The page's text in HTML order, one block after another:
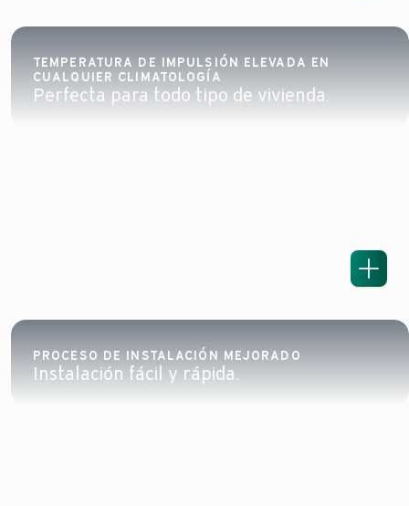
TEMPERATURA DE IMPULSIÓN ELEVADA EN
CUALQUIER CLIMATOLOGÍA
Perfecta para todo tipo de vivienda.
PROCESO DE INSTALACIÓN MEJORADO
Instalación fácil y rápida.